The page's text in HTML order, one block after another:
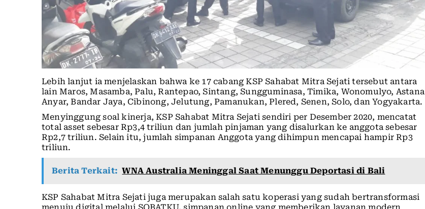
Lebih lanjut ia menjelaskan bahwa ke 17 cabang KSP Sahabat Mitra Sejati tersebut antara
lain Maros, Masamba, Palu, Rantepao, Sintang, Sungguminasa, Timika, Wonomulyo, Astana
Anyar, Bandar Jaya, Cibinong, Jelutung, Pamanukan, Plered, Senen, Solo, dan Yogyakarta.
Menyinggung soal kinerja, KSP Sahabat Mitra Sejati sendiri per Desember 2020, mencatat
total asset sebesar Rp3,4 triliun dan jumlah pinjaman yang disalurkan ke anggota sebesar
Rp2,7 triliun. Selain itu, jumlah simpanan Anggota yang dihimpun mencapai hampir Rp3
triliun.
Berita Terkait: WNA Australia Meninggal Saat Menunggu Deportasi di Bali
KSP Sahabat Mitra Sejati juga merupakan salah satu koperasi yang sudah bertransformasi